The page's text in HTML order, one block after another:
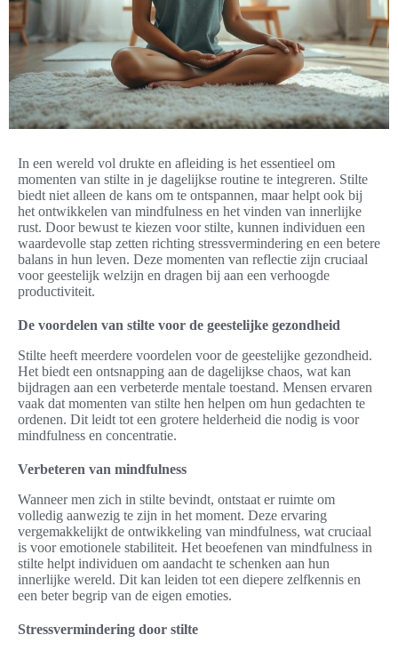
In een wereld vol drukte en afleiding is het essentieel om
momenten van stilte in je dagelijkse routine te integreren. Stilte
biedt niet alleen de kans om te ontspannen, maar helpt ook bij
het ontwikkelen van mindfulness en het vinden van innerlijke
rust. Door bewust te kiezen voor stilte, kunnen individuen een
waardevolle stap zetten richting stressvermindering en een betere
balans in hun leven. Deze momenten van reflectie zijn cruciaal
voor geestelijk welzijn en dragen bij aan een verhoogde
productiviteit.
De voordelen van stilte voor de geestelijke gezondheid
Stilte heeft meerdere voordelen voor de geestelijke gezondheid.
Het biedt een ontsnapping aan de dagelijkse chaos, wat kan
bijdragen aan een verbeterde mentale toestand. Mensen ervaren
vaak dat momenten van stilte hen helpen om hun gedachten te
ordenen. Dit leidt tot een grotere helderheid die nodig is voor
mindfulness en concentratie.
Verbeteren van mindfulness
Wanneer men zich in stilte bevindt, ontstaat er ruimte om
volledig aanwezig te zijn in het moment. Deze ervaring
vergemakkelijkt de ontwikkeling van mindfulness, wat cruciaal
is voor emotionele stabiliteit. Het beoefenen van mindfulness in
stilte helpt individuen om aandacht te schenken aan hun
innerlijke wereld. Dit kan leiden tot een diepere zelfkennis en
een beter begrip van de eigen emoties.
Stressvermindering door stilte